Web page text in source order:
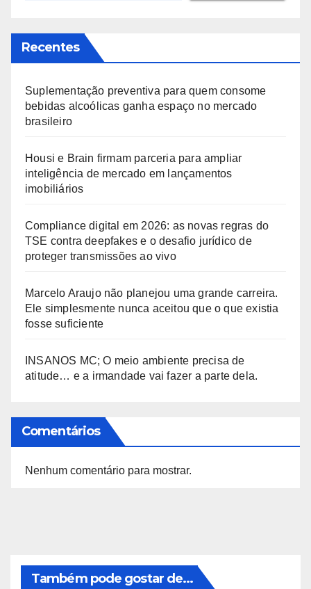
Recentes
Suplementação preventiva para quem consome
bebidas alcoólicas ganha espaço no mercado
brasileiro
Housi e Brain firmam parceria para ampliar
inteligência de mercado em lançamentos
imobiliários
Compliance digital em 2026: as novas regras do
TSE contra deepfakes e o desafio jurídico de
proteger transmissões ao vivo
Marcelo Araujo não planejou uma grande carreira.
Ele simplesmente nunca aceitou que o que existia
fosse suficiente
INSANOS MC; O meio ambiente precisa de
atitude… e a irmandade vai fazer a parte dela.
Comentários
Nenhum comentário para mostrar.
Também pode gostar de...